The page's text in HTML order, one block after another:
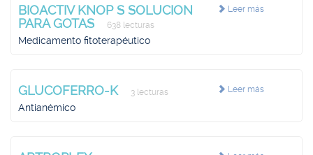
Leer más
BIOACTIV KNOP S SOLUCION
PARA GOTAS
638 lecturas
Medicamento fitoterapéutico
Leer más
GLUCOFERRO-K 3 lecturas
Antianémico